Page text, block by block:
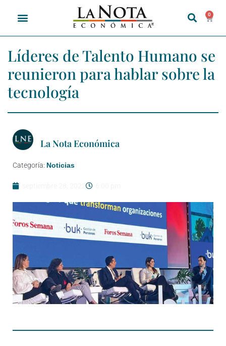
0
Líderes de Talento Humano se
reunieron para hablar sobre la
tecnología
La Nota Económica
Categoría: Noticias